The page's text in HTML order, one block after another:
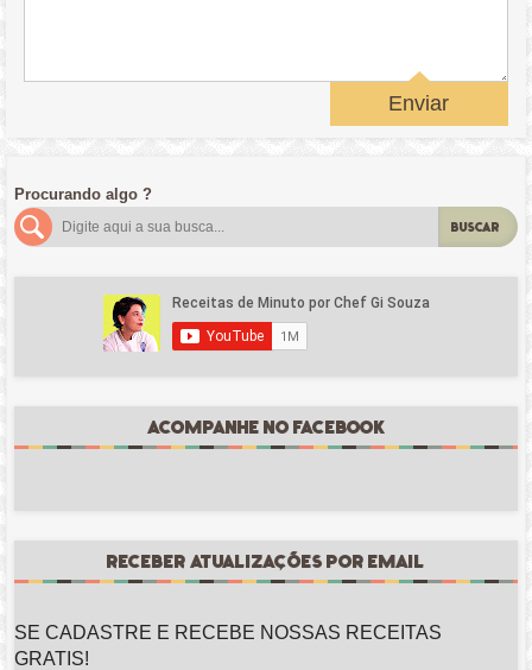
Enviar
Procurando algo ?
BUSCAR
ACOMPANHE NO FACEBOOK
RECEBER ATUALIZAÇÕES POR EMAIL
SE CADASTRE E RECEBE NOSSAS RECEITAS
GRATIS!